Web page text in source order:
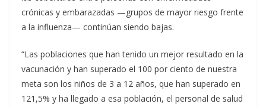
crónicas y embarazadas —grupos de mayor riesgo frente
a la influenza— continúan siendo bajas.
“Las poblaciones que han tenido un mejor resultado en la
vacunación y han superado el 100 por ciento de nuestra
meta son los niños de 3 a 12 años, que han superado en
121,5% y ha llegado a esa población, el personal de salud